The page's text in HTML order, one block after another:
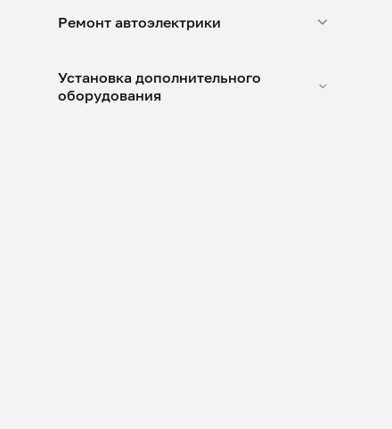
Ремонт автоэлектрики
Установка дополнительного
оборудования